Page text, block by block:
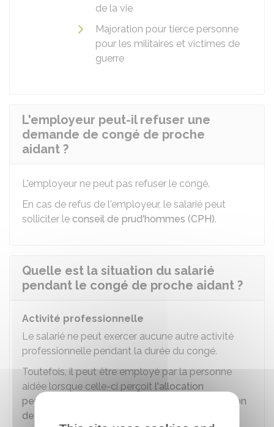
de la vie
Majoration pour tierce personne
pour les militaires et victimes de
guerre
L'employeur peut-il refuser une
demande de congé de proche
aidant ?
L'employeur ne peut pas refuser le congé.
En cas de refus de l'employeur, le salarié peut
solliciter le conseil de prud'hommes (CPH).
Quelle est la situation du salarié
pendant le congé de proche aidant ?
Activité professionnelle
Le salarié ne peut exercer aucune autre activité
professionnelle pendant la durée du congé.
Toutefois, il peut être employé par la personne
aidée lorsque celle-ci perçoit l'allocation
personnalisée d'autonomie (Apa)
prestation
de compensation du handicap (PCH)